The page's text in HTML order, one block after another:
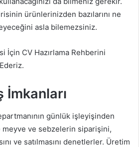
ürünlerinizden bazılarını ne
asla bilemezsiniz.
İçin CV Hazırlama Rehberini
İmkanları
günlük işleyişinden
meyve ve sebzelerin siparişini,
ve satılmasını denetlerler. Üretim